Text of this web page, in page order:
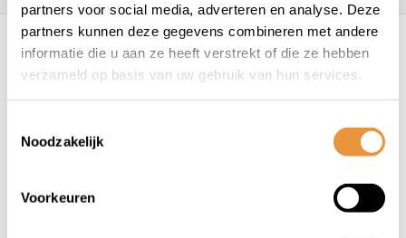
partners voor social media, adverteren en analyse. Deze
partners kunnen deze gegevens combineren met andere
informatie die u aan ze heeft verstrekt of die ze hebben
verzameld op basis van uw gebruik van hun services.
Noodzakelijk
Voorkeuren
Recent bekeken